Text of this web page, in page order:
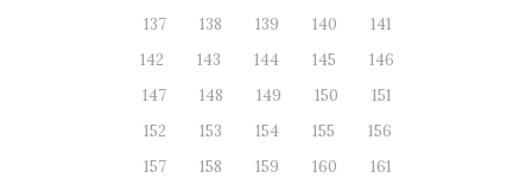
137
138 139 140
141
142
143 144 145
146
147
148 149 150
151
152
153 154 155
156
157
158 159 160
161